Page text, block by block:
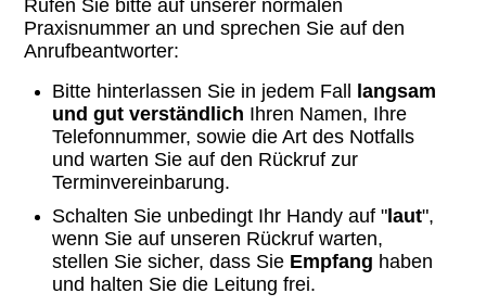
Rufen Sie bitte auf unserer normalen
Praxisnummer an und sprechen Sie auf den
Anrufbeantworter:
Bitte hinterlassen Sie in jedem Fall
langsam
und gut verständlich Ihren Namen, Ihre
Telefonnummer, sowie die Art des Notfalls
und warten Sie auf den Rückruf zur
Terminvereinbarung.
Schalten Sie unbedingt Ihr Handy auf " laut",
wenn Sie auf unseren Rückruf warten,
stellen Sie sicher, dass Sie Empfang haben
und halten Sie die Leitung frei.